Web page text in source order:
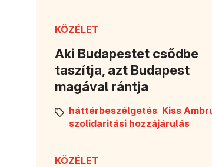
KÖZÉLET
Aki Budapestet csődbe
taszítja, azt Budapest
magával rántja
háttérbeszélgetés Kiss
szolidaritási hozzájárulás
KÖZÉLET